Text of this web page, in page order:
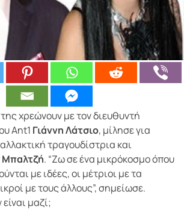
χρεώνουν με τον διευθυντή
Ant1 Γιάννη Λάτσιο, μίλησε για
τραγουδίστρια και
. “Ζω σε ένα μικρόκοσμο όπου
με ιδέες, οι μέτριοι με τα
με τους άλλους”, σημείωσε.
είναι μαζί;